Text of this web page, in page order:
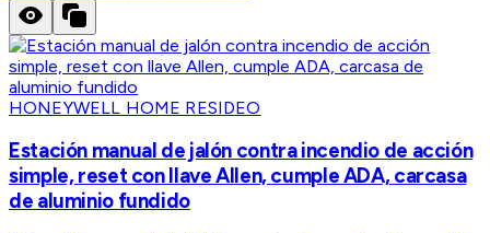
HONEYWELL HOME RESIDEO
Estación manual de jalón contra incendio de acción
simple, reset con llave Allen, cumple ADA, carcasa
de aluminio fundido